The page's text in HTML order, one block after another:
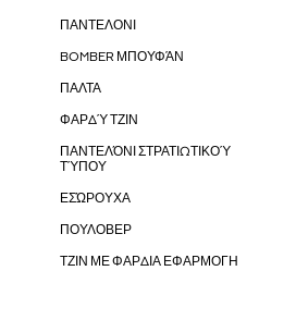
ΠΑΝΤΕΛΟΝΙ
BOMBER ΜΠΟΥΦΆΝ
ΠΑΛΤΑ
ΦΑΡΔΎ ΤΖΙΝ
ΠΑΝΤΕΛΌΝΙ ΣΤΡΑΤΙΩΤΙΚΟΎ
ΤΎΠΟΥ
ΕΣΏΡΟΥΧΑ
ΠΟΥΛΟΒΕΡ
ΤΖΙΝ ΜΕ ΦΑΡΔΙΑ ΕΦΑΡΜΟΓΗ